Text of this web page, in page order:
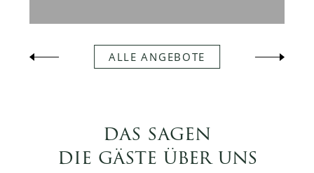
ALLE ANGEBOTE
das sagen
die gäste über uns